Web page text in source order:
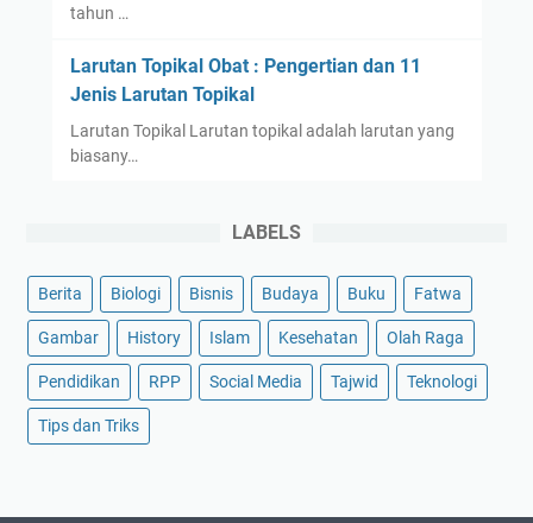
tahun …
Larutan Topikal Obat : Pengertian dan 11
Jenis Larutan Topikal
Larutan Topikal Larutan topikal adalah larutan yang
biasany…
LABELS
Berita Biologi Bisnis Budaya Buku Fatwa
Gambar History Islam Kesehatan Olah Raga
Pendidikan RPP Social Media Tajwid Teknologi
Tips dan Triks